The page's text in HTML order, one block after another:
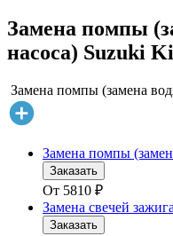
Замена помпы
насоса) Suzuki
Замена помпы (замена
Замена помпы
Заказать
От 5810 ₽
Замена свечей
Заказать